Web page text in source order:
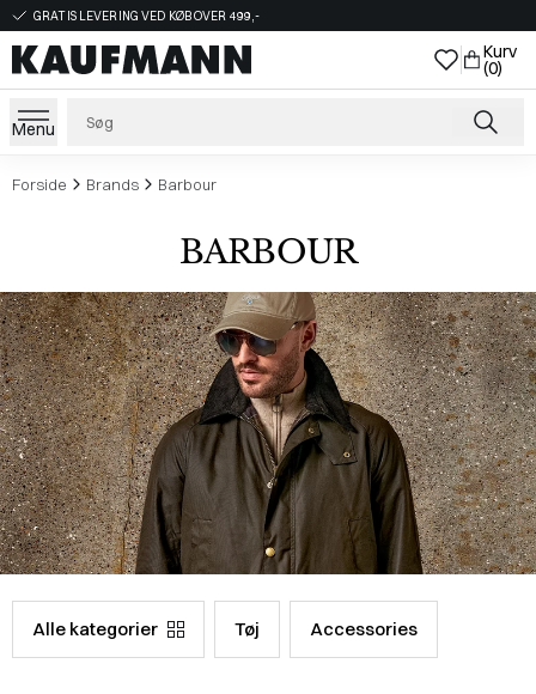
GRATIS LEVERING VED KØB OVER 499,-
Kurv
(0)
Menu
Forside Brands Barbour
BARBOUR
Alle kategorier Tøj Accessories